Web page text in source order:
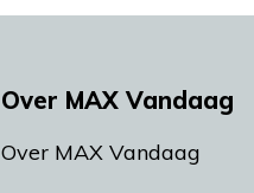
Over MAX Vandaag
Over MAX Vandaag